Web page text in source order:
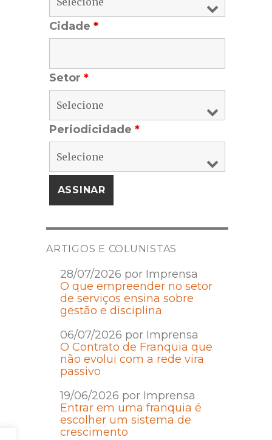
Cidade *
Setor *
Periodicidade *
ARTIGOS E COLUNISTAS
28/07/2026 por Imprensa
O que empreender no setor
de serviços ensina sobre
gestão e disciplina
06/07/2026 por Imprensa
O Contrato de Franquia que
não evolui com a rede vira
passivo
19/06/2026 por Imprensa
Entrar em uma franquia é
escolher um sistema de
crescimento